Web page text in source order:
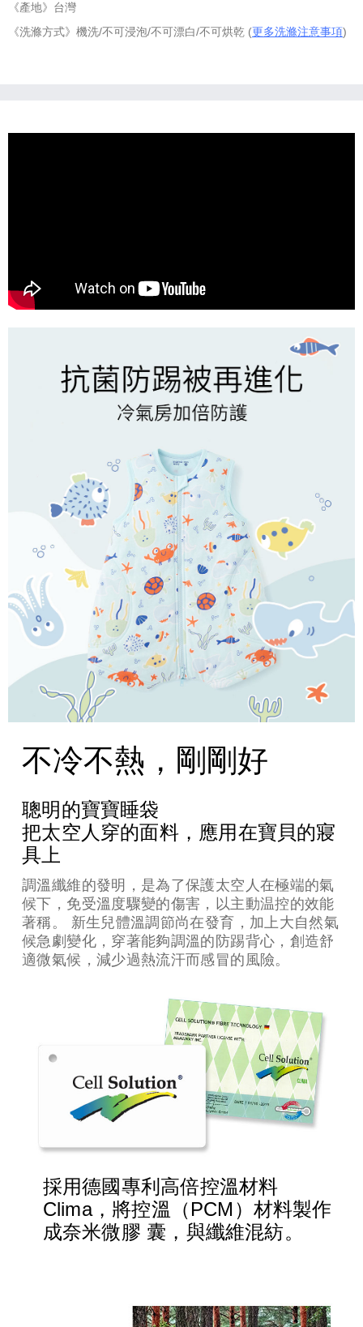
《產地》台灣
《洗滌方式》機洗/不可浸泡/不可漂白/不可烘乾 (更多洗滌注意事項)
不冷不熱，剛剛好
聰明的寶寶睡袋
把太空人穿的面料，應用在寶貝的寢
具上
調溫纖維的發明，是為了保護太空人在極端的氣
候下，免受溫度驟變的傷害，以主動温控的效能
著稱。 新生兒體溫調節尚在發育，加上大自然氣
候急劇變化，穿著能夠調溫的防踢背心，創造舒
適微氣候，減少過熱流汗而感冒的風險。
採用德國專利高倍控溫材料
Clima，將控溫（PCM）材料製作
成奈米微膠 囊，與纖維混紡。